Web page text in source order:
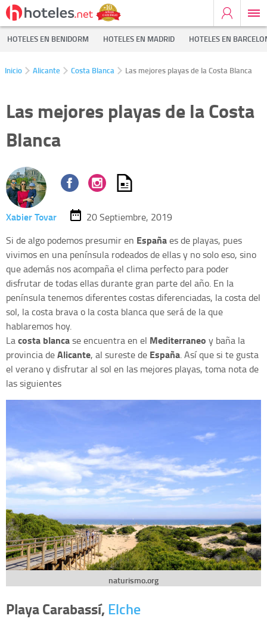
HOTELES EN BENIDORM HOTELES EN MADRID HOTELES EN
Inicio Alicante Costa Blanca Las mejores playas de la Costa Blanca
Las mejores playas de la Costa
Blanca
Xabier Tovar
20 Septiembre, 2019
Si de algo podemos presumir en Españaes de playas, pues
vivimos en una península rodeados de ellas y no solo eso, sino
que además nos acompaña el clima perfecto para poder
disfrutar de todas ellas durante gran parte del año. En la
península tenemos diferentes costas diferenciadas, la costa del
sol, la costa brava o la costa blanca que será de la que
hablaremos hoy.
Lacosta blancase encuentra en el Mediterraneo y baña la
provincia deAlicante, al sureste de España. Así que si te gusta
el verano y disfrutar al sol en las mejores playas, toma nota de
las siguientes
naturismo.org
Playa Carabassí, Elche